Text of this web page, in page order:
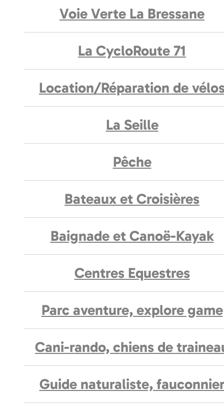
Voie Verte La Bressane
La CycloRoute 71
Location/Réparation de
La Seille
Pêche
Bateaux et Croisières
Baignade et Canoë-Kayak
Centres Equestres
Parc aventure, explore game
Cani-rando, chiens de
Guide naturaliste,